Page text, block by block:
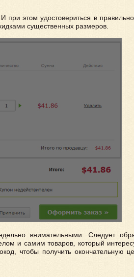
этом удостовериться в
существенных размеров.
внимательными. Следует
и самим товаров, который
чтобы получить окончательную